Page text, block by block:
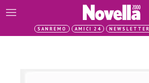
SANREMO AMICI 24 NEWSLETTER